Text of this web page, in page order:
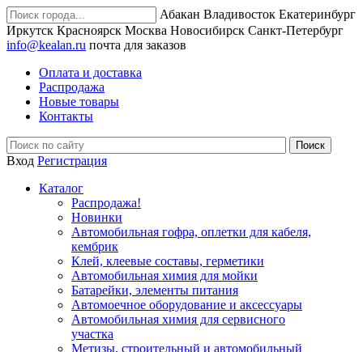
Абакан Владивосток Екатеринбург
Иркутск Красноярск Москва Новосибирск Санкт-Петербург
info@kealan.ru почта для заказов
Оплата и доставка
Распродажа
Новые товары
Контакты
Вход Регистрация
Каталог
Распродажа!
Новинки
Автомобильная гофра, оплетки для кабеля,
кембрик
Клей, клеевые составы, герметики
Автомобильная химия для мойки
Батарейки, элементы питания
Автомоечное оборудование и аксессуары
Автомобильная химия для сервисного
участка
Метизы, строительный и автомобильный